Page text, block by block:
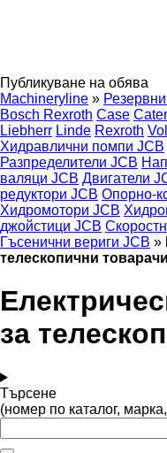
Публикуване на обява
Machineryline »
Bosch Rexroth Case
Liebherr Linde Rexroth
Хидравлични помпи JCB
Разпределители JCB
валяци JCB Двигатели
редуктори JCB Опорно-
Хидромотори JCB
джойстици JCB
Гъсенични вериги JCB »
телескопични товарачи
за
Търсене
(номер по каталог,